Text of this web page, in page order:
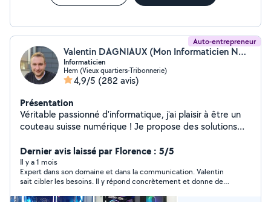
logiciels et connectique, tout cela a un tarif plus que
Auto-entrepreneur
Valentin DAGNIAUX (Mon Informaticien Nord)
Informaticien
Hem (Vieux quartiers-Tribonnerie)
4,9/5 (282 avis)
Présentation
Véritable passionné d'informatique, j'ai plaisir à être un
couteau suisse numérique ! Je propose des solutions
création de site internet, entretien, dépannage matériel
et logiciel, configuration et formation personnalisée.
Mon objectif : simplifier votre vie numérique et garantir
votre entière satisfaction.
Dernier avis laissé par Florence : 5/5
Il y a 1 mois
Expert dans son domaine et dans la communication. Valentin
sait cibler les besoins. Il y répond concrètement et donne des